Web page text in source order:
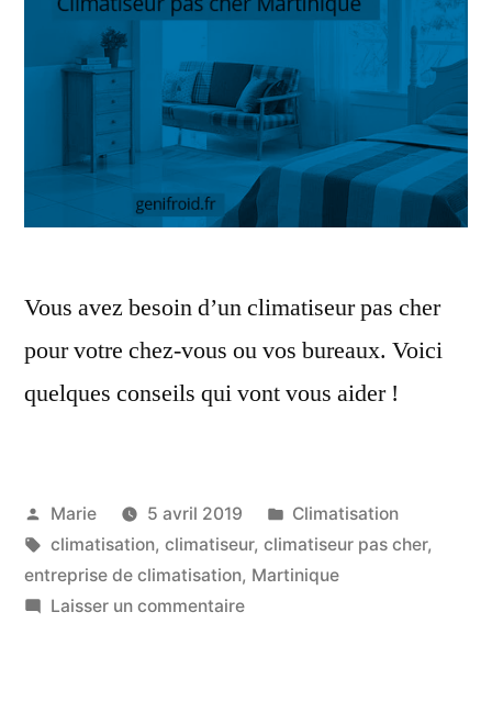
Vous avez besoin d’un climatiseur pas cher
pour votre chez-vous ou vos bureaux. Voici
quelques conseils qui vont vous aider !
Publié
par
Marie 5 avril 2019
Publié
dans
Climatisation
Étiquettes :
climatisation, climatiseur, climatiseur pas cher,
entreprise de climatisation, Martinique
Laisser un commentairesur